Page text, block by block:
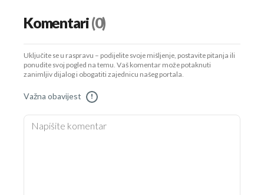
Komentari(0)
Uključite se u raspravu – podijelite svoje mišljenje, postavite pitanja ili
ponudite svoj pogled na temu. Vaš komentar može potaknuti
zanimljiv dijalog i obogatiti zajednicu našeg portala.
Važna obavijest !